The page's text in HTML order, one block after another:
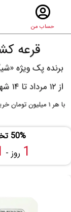
حساب من
50% تخفیف همه محصولات ویژه تابستان
1 روز -